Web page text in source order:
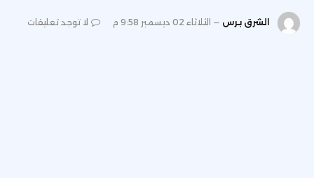
الشرق برس الثلاثاء 02 ديسمبر 9:58 م لا توجد تعليقات